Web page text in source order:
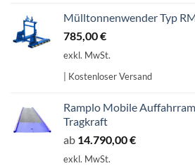
Mülltonnenwender Typ
785,00€
exkl. MwSt.
| Kostenloser Versand
Ramplo Mobile
Tragkraft
ab 14.790,00€
exkl. MwSt.